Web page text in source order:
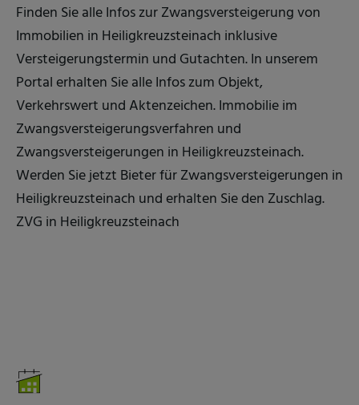
Finden Sie alle Infos zur Zwangsversteigerung von
Immobilien in Heiligkreuzsteinach inklusive
Versteigerungstermin und Gutachten. In unserem
Portal erhalten Sie alle Infos zum Objekt,
Verkehrswert und Aktenzeichen. Immobilie im
Zwangsversteigerungsverfahren und
Zwangsversteigerungen in Heiligkreuzsteinach.
Werden Sie jetzt Bieter für Zwangsversteigerungen in
Heiligkreuzsteinach und erhalten Sie den Zuschlag.
ZVG in Heiligkreuzsteinach